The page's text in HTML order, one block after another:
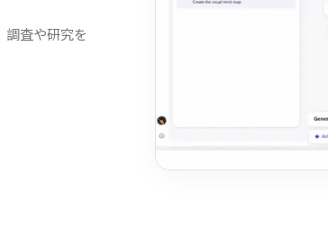
調査や研究を